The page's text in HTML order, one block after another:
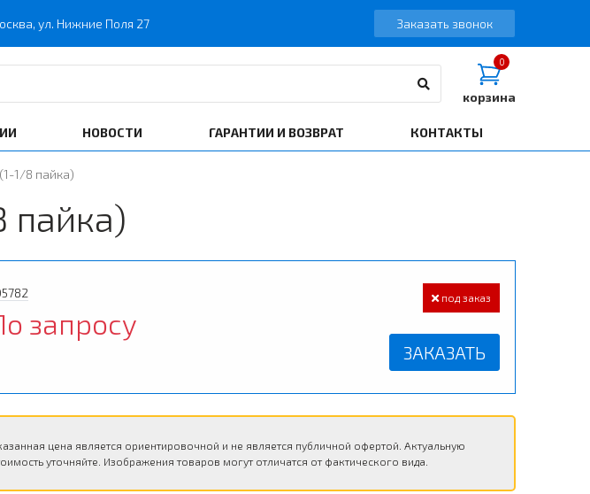
ул. Нижние Поля 27 Заказать звонок
0
корзина
НОВОСТИ ГАРАНТИИ И ВОЗВРАТ КОНТАКТЫ
1/8 пайка)
пайка)
запросу
под заказ
ЗАКАЗАТЬ
цена является ориентировочной и не является публичной офертой. Актуальную
уточняйте. Изображения товаров могут отличатся от фактического вида.